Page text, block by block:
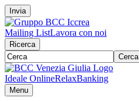
Invia
Mailing ListLavora con noi
Ricerca
Cerca
Ideale OnlineRelaxBanking
Menu